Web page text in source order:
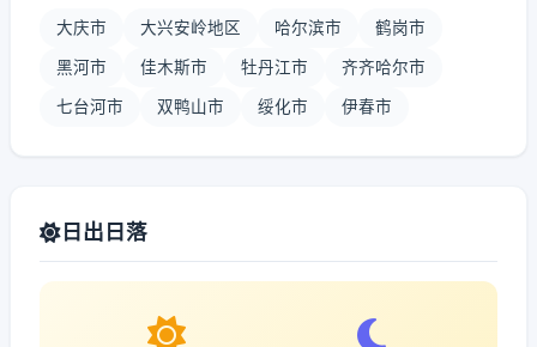
大庆市 大兴安岭地区 哈尔滨市 鹤岗市
黑河市 佳木斯市 牡丹江市 齐齐哈尔市
七台河市 双鸭山市 绥化市 伊春市
日出日落